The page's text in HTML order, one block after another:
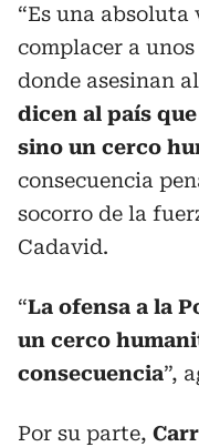
“Es una absoluta
complacer a
donde asesinan
dicen al país
sino un cerco
consecuencia
socorro de la
Cadavid.
“La ofensa a la
un cerco
consecuencia”,
Por su parte,